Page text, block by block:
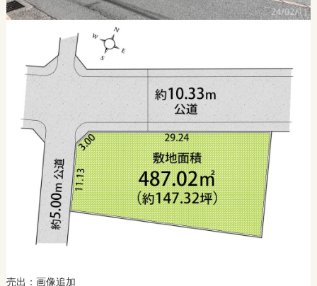
売出：画像追加